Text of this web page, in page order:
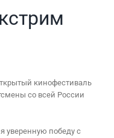
кинофестиваль
со всей России
уверенную победу с